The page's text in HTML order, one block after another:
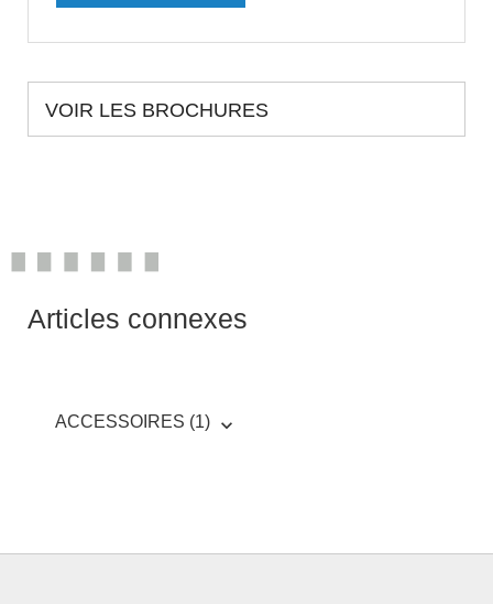
VOIR LES BROCHURES
Articles connexes
ACCESSOIRES (1)